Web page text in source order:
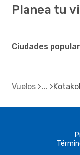
Planea tu
Ciudades
Vuelos